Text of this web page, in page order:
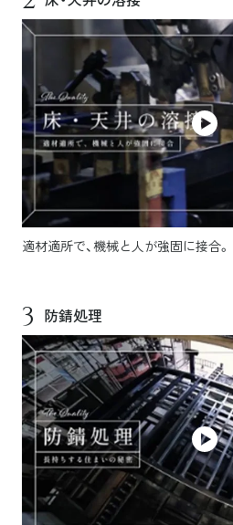
適材適所で、機械と人が強固に接合。
3 防錆処理